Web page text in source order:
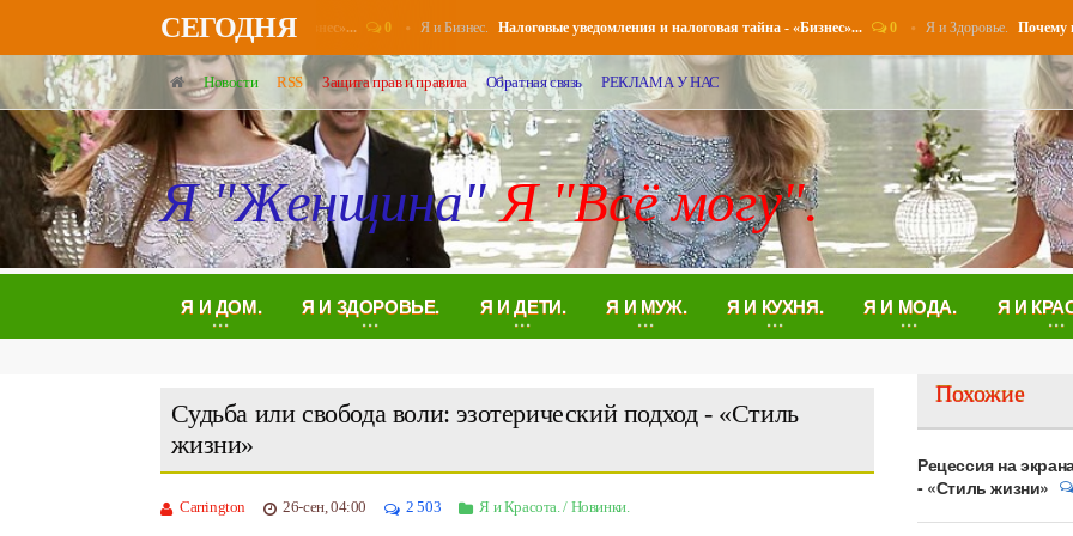
СЕГОДНЯ
повысят выплаты в августе - «Бизнес»... 0 Я и Бизнес. Налоговые уведомления и налоговая тайна - «Бизнес»... 0 Я и Здоровье. Почему
Новости RSS Защита прав и правила Обратная связь РЕКЛАМА У НАС
Я "Женщина" Я "Всё могу".
Я И ДОМ. Я И ЗДОРОВЬЕ. Я И ДЕТИ. Я И МУЖ. Я И КУХНЯ. Я И МОДА. Я И
Судьба или свобода воли: эзотерический подход - «Стиль
жизни»
Carrington 26-сен, 04:00 2 503 Я и Красота./ Новинки.
Похожие
Рецессия на
- «Стиль жизни»